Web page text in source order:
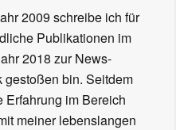
2009 schreibe ich für
Publikationen im
2018 zur News-
gestoßen bin. Seitdem
im Bereich
meiner lebenslangen